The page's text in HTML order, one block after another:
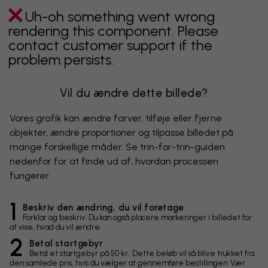
Uh-oh something went wrong
rendering this component. Please
contact customer support if the
problem persists.
Vil du ændre dette billede?
Vores grafik kan ændre farver, tilføje eller fjerne
objekter, ændre proportioner og tilpasse billedet på
mange forskellige måder. Se trin-for-trin-guiden
nedenfor for at finde ud af, hvordan processen
fungerer.
1 Beskriv den ændring, du vil foretage
Forklar og beskriv. Du kan også placere markeringer i billedet for
at vise, hvad du vil ændre.
2 Betal startgebyr
Betal et startgebyr på 50 kr.. Dette beløb vil så blive trukket fra
den samlede pris, hvis du vælger at gennemføre bestillingen. Vær